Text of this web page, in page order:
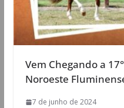
Vem Chegando a
Noroeste
7 de junho de 2024